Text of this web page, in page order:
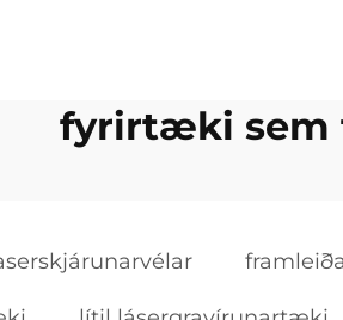
fyrirtæki sem